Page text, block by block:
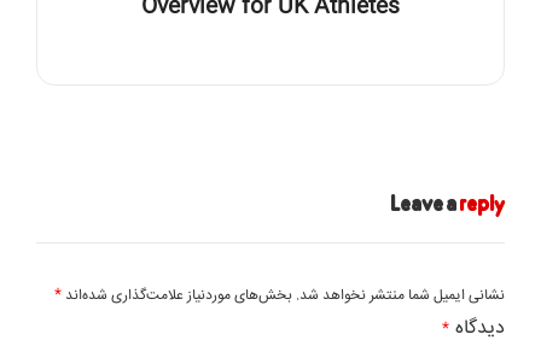
Overview for UK Athletes
Leave areply
نشانی ایمیل شما منتشر نخواهد شد. بخش‌های موردنیاز علامت‌گذاری شده‌اند *
دیدگاه *